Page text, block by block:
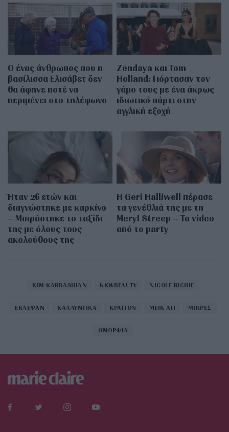
Ο ένας άνθρωπος που η
βασίλισσα Ελισάβετ δεν
θα άφηνε ποτέ να
περιμένει στο τηλέφωνο
Zendaya και Tom
Holland: Γιόρτασαν τον
γάμο τους με ένα άκρως
ιδιωτικό πάρτι στην
αγγλική εξοχή
Ήταν 26 ετών και
διαγνώστηκε με καρκίνο
– Μοιράστηκε το ταξίδι
της με όλους τους
ακολούθους της
Η Geri Halliwell πέρασε
τα γενέθλιά της με τη
Meryl Streep – Τα video
από το party
KIM KARDASHIAN KKWBEAUTY NICOLE RICHIE
ΕΚΛΕΨΑΝ ΚΑΛΛΥΝΤΙΚΑ ΚΡΑΓΙΟΝ ΜΕΙΚ ΑΠ ΜΙΚΡΕΣ
ΟΜΟΡΦΙΑ